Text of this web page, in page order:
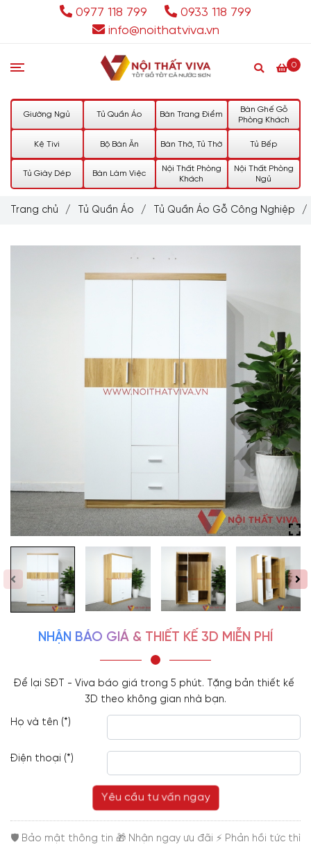
0977 118 799
0933 118 799
info@noithatviva.vn
0
Giường Ngủ Tủ Quần Áo Bàn Trang Điểm
Bàn Ghế Gỗ
Phòng Khách
Kệ Tivi Bộ Bàn Ăn Bàn Thờ, Tủ Thờ Tủ Bếp
Tủ Giày Dép Bàn Làm Việc
Nội Thất Phòng
Khách
Nội Thất Phòng
Ngủ
Trang chủ / Tủ Quần Áo / Tủ Quần Áo Gỗ Công Nghiệp /
NHẬN BÁO GIÁ & THIẾT KẾ 3D MIỄN PHÍ
Để lại SĐT - Viva báo giá trong 5 phút. Tặng bản thiết kế
3D theo không gian nhà bạn.
Họ và tên (*)
Điện thoại (*)
Yêu cầu tư vấn ngay